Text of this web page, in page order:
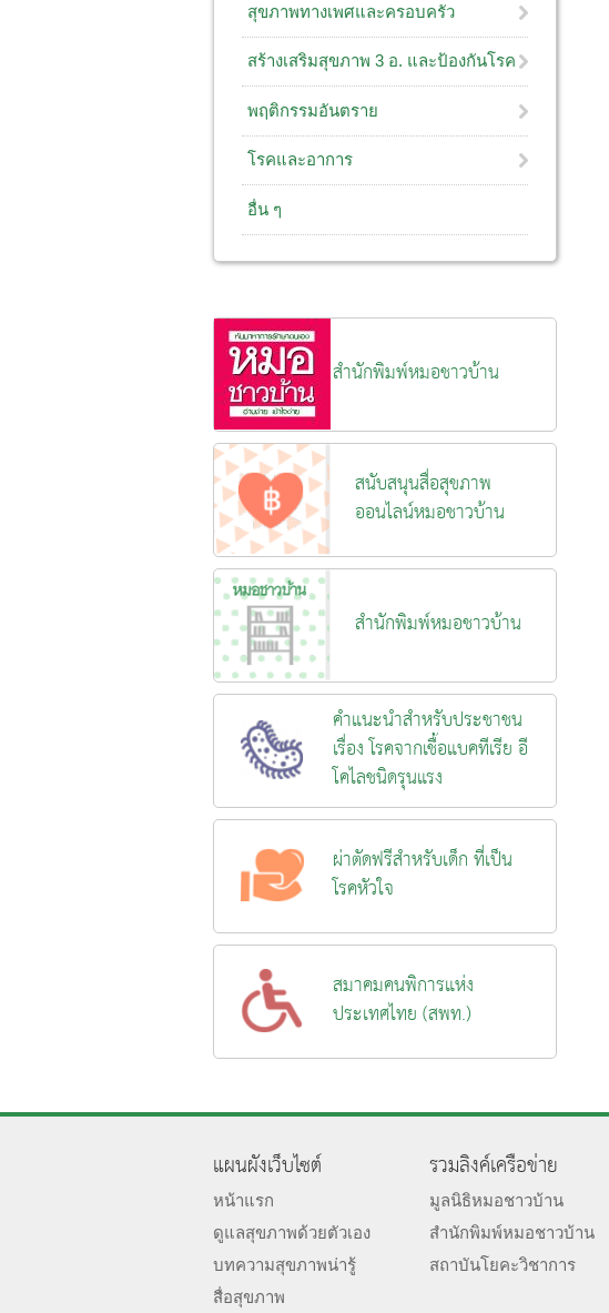
สุขภาพทางเพศและครอบครัว
สร้างเสริมสุขภาพ 3 อ. และป้องกันโรค
พฤติกรรมอันตราย
โรคและอาการ
อื่น ๆ
สำนักพิมพ์หมอชาวบ้าน
สนับสนุนสื่อสุขภาพ
ออนไลน์หมอชาวบ้าน
สำนักพิมพ์หมอชาวบ้าน
คำแนะนำสำหรับประชาชน
เรื่อง โรคจากเชื้อแบคทีเรีย อี
โคไลชนิดรุนแรง
ผ่าตัดฟรีสำหรับเด็ก ที่เป็น
โรคหัวใจ
สมาคมคนพิการแห่ง
ประเทศไทย (สพท.)
แผนผังเว็บไซต์
หน้าแรก
ดูแลสุขภาพด้วยตัวเอง
บทความสุขภาพน่ารู้
สื่อสุขภาพ
รวมลิงค์เครือข่าย
มูลนิธิหมอชาวบ้าน
สำนักพิมพ์หมอชาวบ้าน
สถาบันโยคะวิชาการ